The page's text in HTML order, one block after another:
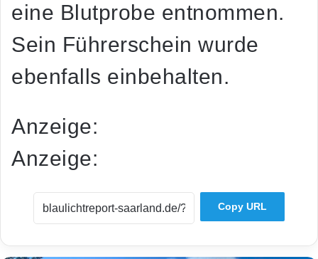
eine Blutprobe entnommen.
Sein Führerschein wurde
ebenfalls einbehalten.
Anzeige:
Anzeige:
Copy URL